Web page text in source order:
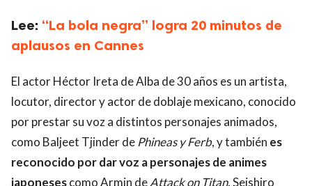
Lee: “La bola negra” logra 20 minutos de
aplausos en Cannes
El actor Héctor Ireta de Alba de 30 años es un artista,
locutor, director y actor de doblaje mexicano, conocido
por prestar su voz a distintos personajes animados,
como Baljeet Tjinder de Phineas y Ferb, y también es
reconocido por dar voz a personajes de animes
japonesescomo Armin deAttack on Titan, Seishiro